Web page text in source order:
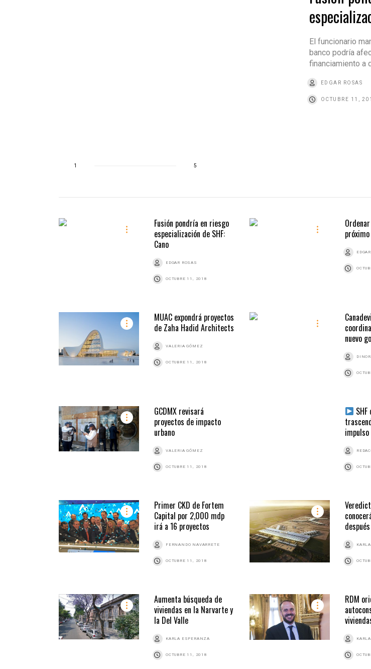
El funcionario
banco podría
financiamiento a
EDGAR ROSAS
OCTUBRE 11,
1 5
Fusión pondría en riesgo
especialización de SHF:
Cano
EDGAR ROSAS
OCTUBRE 11, 2018
MUAC expondrá proyectos
de Zaha Hadid Architects
VALERIA GÓMEZ
OCTUBRE 11, 2018
nuevo
GCDMX revisará
proyectos de impacto
urbano
VALERIA GÓMEZ
OCTUBRE 11, 2018
Primer CKD de Fortem
Capital por 2,000 mdp
irá a 16 proyectos
FERNANDO NAVARRETE
OCTUBRE 11, 2018
Aumenta búsqueda de
viviendas en la Narvarte y
la Del Valle
KARLA ESPERANZA
OCTUBRE 11, 2018
RDM